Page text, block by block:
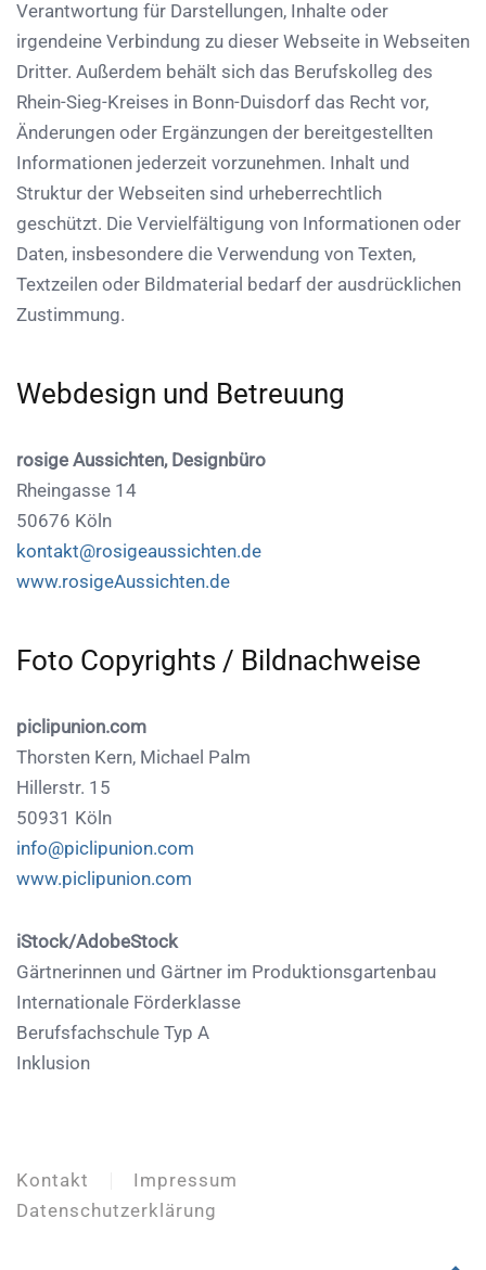
Verantwortung für Darstellungen, Inhalte oder
irgendeine Verbindung zu dieser Webseite in Webseiten
Dritter. Außerdem behält sich das Berufskolleg des
Rhein-Sieg-Kreises in Bonn-Duisdorf das Recht vor,
Änderungen oder Ergänzungen der bereitgestellten
Informationen jederzeit vorzunehmen. Inhalt und
Struktur der Webseiten sind urheberrechtlich
geschützt. Die Vervielfältigung von Informationen oder
Daten, insbesondere die Verwendung von Texten,
Textzeilen oder Bildmaterial bedarf der ausdrücklichen
Zustimmung.
Webdesign und Betreuung
rosige Aussichten, Designbüro
Rheingasse 14
50676 Köln
kontakt@rosigeaussichten.de
www.rosigeAussichten.de
Foto Copyrights / Bildnachweise
piclipunion.com
Thorsten Kern, Michael Palm
Hillerstr. 15
50931 Köln
info@piclipunion.com
www.piclipunion.com
iStock/AdobeStock
Gärtnerinnen und Gärtner im Produktionsgartenbau
Internationale Förderklasse
Berufsfachschule Typ A
Inklusion
Kontakt
Impressum
Datenschutzerklärung